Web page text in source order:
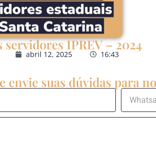
IPREV – 2024
abril 12, 2025 16:43
suas dúvidas para